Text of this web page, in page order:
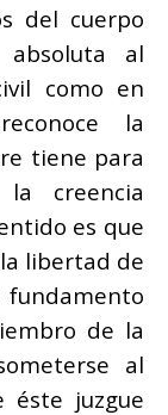
del cuerpo
al
como en
la
tiene para
creencia
es que
libertad de
de la
al
éste juzgue